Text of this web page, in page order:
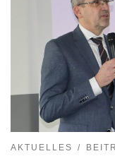
AKTUELLES